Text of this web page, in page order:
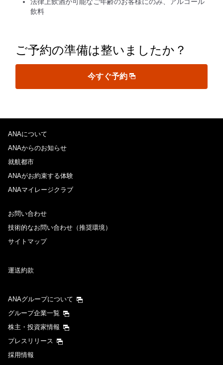
飲料
ご予約の準備は整いましたか？
今すぐ予約
ANAについて
ANAからのお知らせ
就航都市
ANAがお約束する体験
ANAマイレージクラブ
お問い合わせ
技術的なお問い合わせ（推奨環境）
サイトマップ
運送約款
ANAグループについて
グループ企業一覧
株主・投資家情報
プレスリリース
採用情報